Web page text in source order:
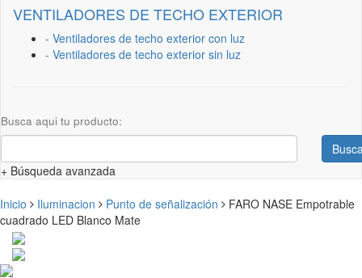
VENTILADORES DE TECHO EXTERIOR
- Ventiladores de techo exterior con luz
- Ventiladores de techo exterior sin luz
Busca aqui tu producto:
+ Búsqueda avanzada
Inicio Iluminacion Punto de señalización
FARO NASE Empotrable
cuadrado LED Blanco Mate